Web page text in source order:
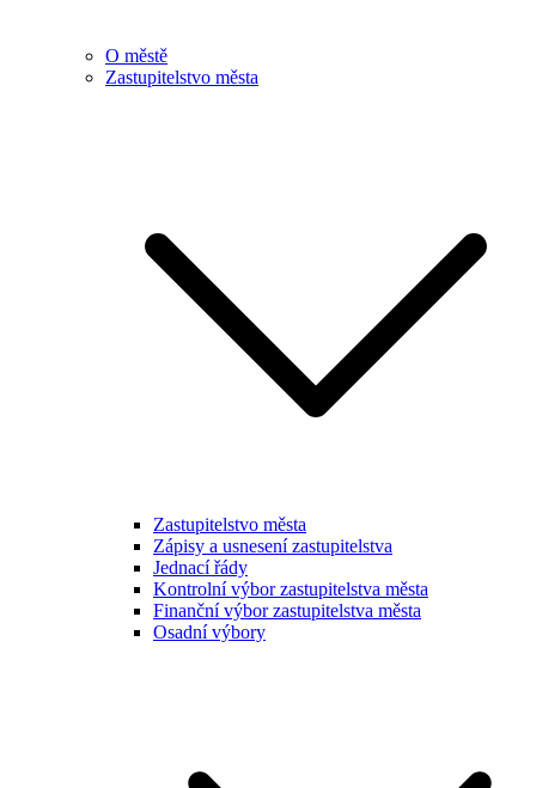
O městě
Zastupitelstvo města
Zastupitelstvo města
Zápisy a usnesení zastupitelstva
Jednací řády
Kontrolní výbor zastupitelstva města
Finanční výbor zastupitelstva města
Osadní výbory